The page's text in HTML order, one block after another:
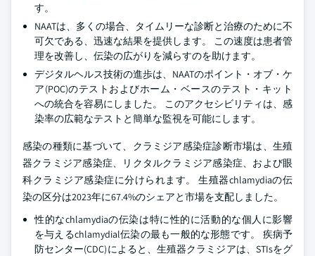
す。
NAATは、多くの場合、タイムリーな診断と治療のために不
可欠である、迅速な結果を提供します。 この速度は患者管
理を改善し、伝染の広がりを減らすのを助けます。
デジタルヘルス技術の進歩は、NAATのポイント・オブ・ケ
ア(POC)のテストおよびホーム・ベースのテスト・キット
への統合を容易にしました。 このアクセシビリティは、感
染率の広範なテストと簡単な監視を可能にします。
感染の種類に基づいて、クラミジア感染症診断市場は、生殖
器クラミジア感染症、リクタルクラミジア感染症、および眼
科クラミジア感染症に分けられます。 生殖器chlamydiaの伝
染の区分は2023年に67.4%のシェアと市場を支配しました。
性的なchlamydiaの伝染は特に性的に活動的な個人に影響
を与えるchlamydial伝染の最も一般的な形態です。 疾病予
防センター(CDC)によると、生殖器クラミジアは、STIsをグ